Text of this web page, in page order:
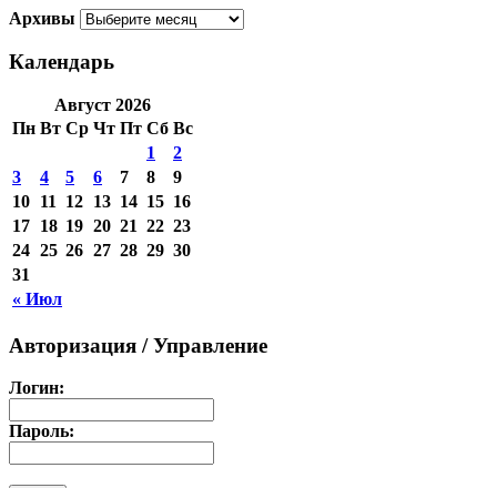
Архивы
Календарь
Август 2026
Пн Вт Ср Чт Пт Сб Вс
« Июл
1
2
3
4 5 6 7 8
9
10 11 12 13 14 15 16
17 18 19 20 21 22 23
24 25 26 27 28 29 30
31
Авторизация / Управление
Логин:
Пароль: